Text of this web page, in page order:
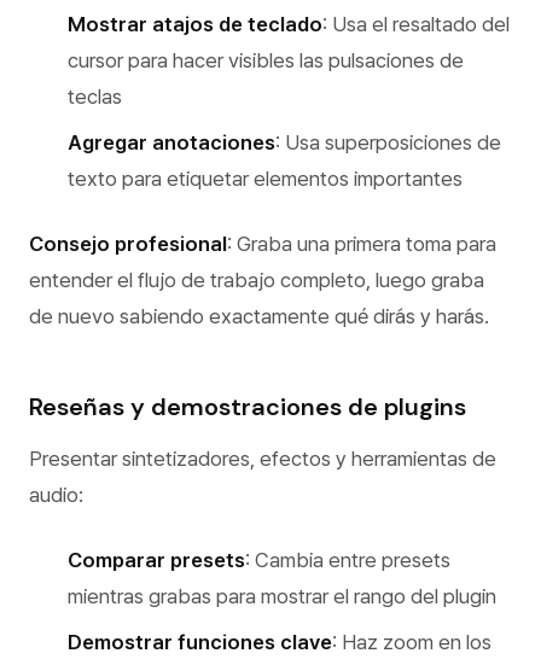
Mostrar atajos de teclado: Usa el resaltado del
cursor para hacer visibles las pulsaciones de
teclas
Agregar anotaciones: Usa superposiciones de
texto para etiquetar elementos importantes
Consejo profesional: Graba una primera toma para
entender el flujo de trabajo completo, luego graba
de nuevo sabiendo exactamente qué dirás y harás.
Reseñas y demostraciones de plugins
Presentar sintetizadores, efectos y herramientas de
audio:
Comparar presets: Cambia entre presets
mientras grabas para mostrar el rango del plugin
Demostrar funciones clave: Haz zoom en los